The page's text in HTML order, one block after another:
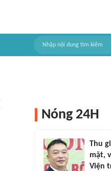
Nóng 24H
Thu
mặt,
Viện